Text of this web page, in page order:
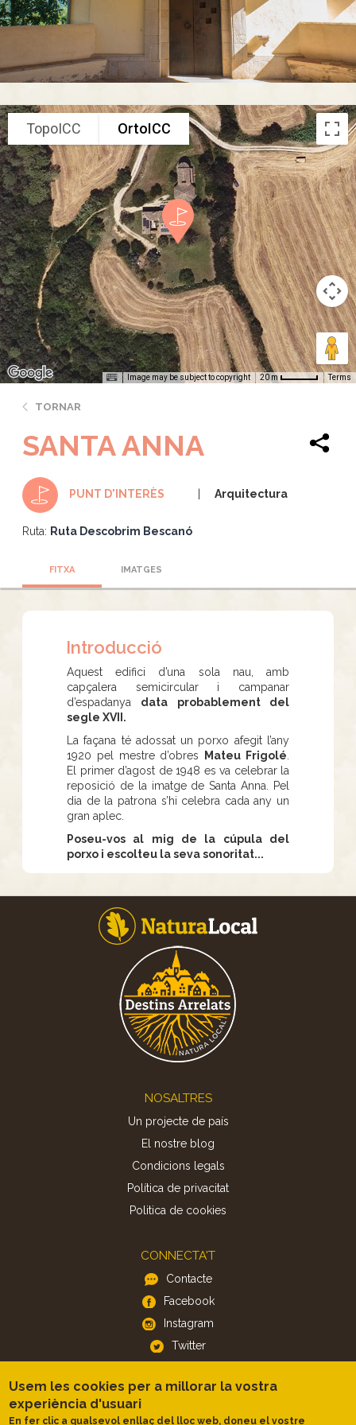
TopoICC OrtoICC
Image may be subject to copyright 20 m Terms
TORNAR
SANTA ANNA
PUNT D'INTERÈS Arquitectura
Ruta: Ruta Descobrim Bescanó
FITXA IMATGES
Introducció
Aquest edifici d’una sola nau, amb
capçalera semicircular i campanar
d’espadanya data probablement del
segle XVII.
La façana té adossat un porxo afegit l’any
1920 pel mestre d’obres
Mateu Frigolé
El primer d’agost de 1948 es va celebrar la
reposició de la imatge de Santa Anna. Pel
dia de la patrona s’hi celebra cada any un
gran aplec.
Poseu-vos al mig de la cúpula del
porxo i escolteu la seva sonoritat...
NOSALTRES
Un projecte de país
El nostre blog
Condicions legals
Política de privacitat
Politica de cookies
CONNECTA'T
Contacte
Facebook
Instagram
Twitter
APP
iOS
Usem les cookies per a millorar la vostra
experiència d'usuari
En fer clic a qualsevol enllaç del lloc web, doneu el vostre